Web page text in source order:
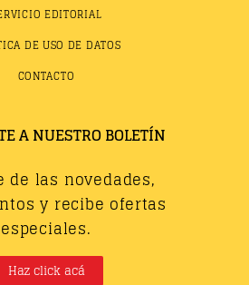
EDITORIAL
DE USO DE DATOS
CONTACTO
A NUESTRO BOLETÍN
de las novedades,
y recibe ofertas
especiales.
Haz click acá